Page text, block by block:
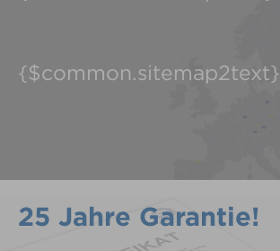
{$common.sitemap2text}
25 Jahre Garantie!